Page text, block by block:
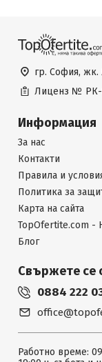
гр. София, жк.
Лиценз № РК-
Информация
За нас
Контакти
Правила и
Политика за
Карта на сайта
TopOfertite.com -
Блог
Свържете се
0884 222
Работно време: